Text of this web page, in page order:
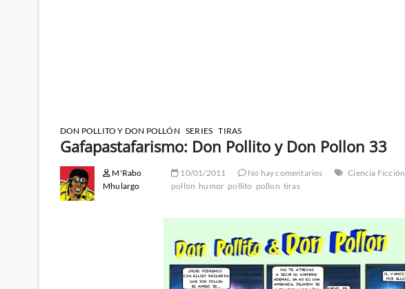
DON POLLITO Y DON POLLÓN SERIES TIRAS
Gafapastafarismo: Don Pollito y Don Pollon 33
M'Rabo
Mhulargo
10/01/2011 No hay comentarios Ciencia Ficción
pollon humor pollito pollon tiras